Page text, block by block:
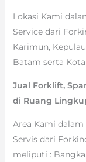
Lokasi Kami
Service dari
Karimun,
Batam serta
Jual Forklift,
di Ruang
Area Kami
Servis dari
meliputi :